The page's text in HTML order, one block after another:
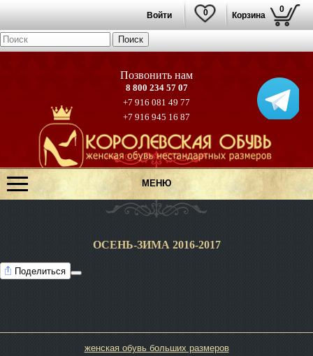
Корзина
0
0
Войти
8 800 234 57 07
+7 916 081 49 77
+7 916 945 16 87
МЕНЮ
ОСЕНЬ-ЗИМА 2016-2017
Поделиться
женская обувь больших размеров